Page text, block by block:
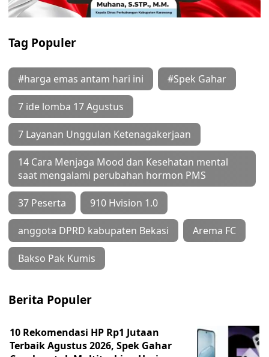
Tag Populer
#harga emas antam hari ini #Spek Gahar
7 ide lomba 17 Agustus
7 Layanan Unggulan Ketenagakerjaan
14 Cara Menjaga Mood dan Kesehatan mental
saat mengalami perubahan hormon PMS
37 Peserta 910 Hvision 1.0
anggota DPRD kabupaten Bekasi Arema FC
Bakso Pak Kumis
Berita Populer
10 Rekomendasi HP Rp1 Jutaan
Terbaik Agustus 2026, Spek Gahar